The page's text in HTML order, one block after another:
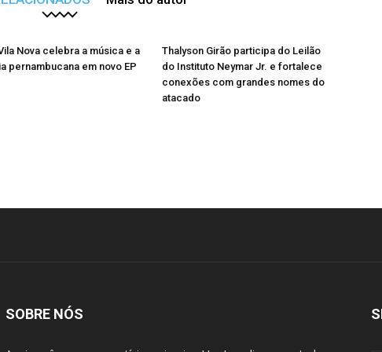
Nova celebra a música e a
pernambucana em novo EP
Thalyson Girão participa do Leilão
do Instituto Neymar Jr. e fortalece
conexões com grandes nomes do
atacado
SOBRE NÓS